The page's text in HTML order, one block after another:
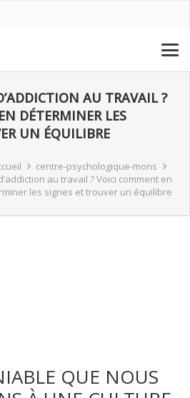
AU TRAVAIL ?
DÉTERMINER LES
UN ÉQUILIBRE
centre-psychologique-mons
au travail ? Voici comment en
les signes et trouver un équilibre
QUE NOUS